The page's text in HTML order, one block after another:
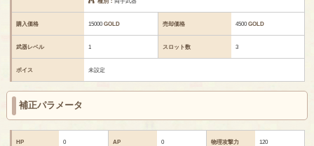
購入価格 15000GOLD 売却価格 4500GOLD
武器レベル 1 スロット数 3
ボイス 未設定
補正パラメータ
HP 0 AP 0 物理攻撃力 120